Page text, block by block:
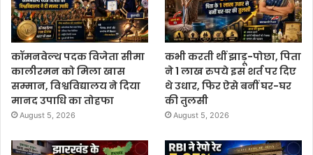
कॉमनवेल्थ पदक विजेता सीमा
कालीरमन को मिला खास
सम्मान, विश्वविद्यालय ने दिया
मानद उपाधि का तोहफा
August 5, 2026
कभी करती थीं झाड़ू-पोछा, पिता
ने 1 लाख रुपये इस शर्त पर दिए
थे उधार, फिर ऐसे बनीं घर-घर
की तुलसी
August 5, 2026